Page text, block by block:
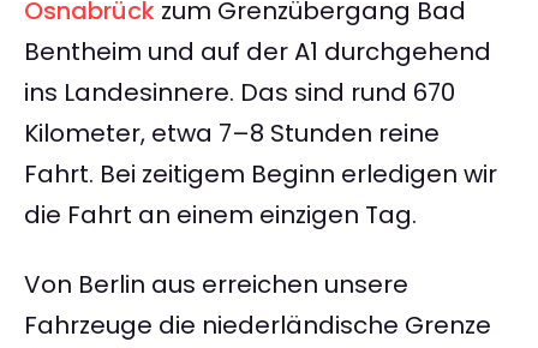
Osnabrück zum Grenzübergang Bad
Bentheim und auf der A1 durchgehend
ins Landesinnere. Das sind rund 670
Kilometer, etwa 7–8 Stunden reine
Fahrt. Bei zeitigem Beginn erledigen wir
die Fahrt an einem einzigen Tag.
Von Berlin aus erreichen unsere
Fahrzeuge die niederländische Grenze